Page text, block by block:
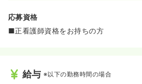
応募資格
■正看護師資格をお持ちの方
給与 ※以下の勤務時間の場合